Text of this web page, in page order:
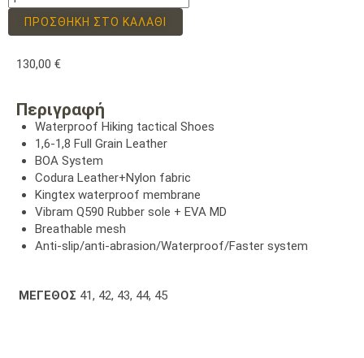
ΠΡΟΣΘΉΚΗ ΣΤΟ ΚΑΛΆΘΙ
130,00 €
Περιγραφή
Waterproof Hiking tactical Shoes
1,6-1,8 Full Grain Leather
BOA System
Codura Leather+Nylon fabric
Kingtex waterproof membrane
Vibram Q590 Rubber sole + EVA MD
Breathable mesh
Anti-slip/anti-abrasion/Waterproof/Faster system
ΜΕΓΕΘΟΣ 41, 42, 43, 44, 45